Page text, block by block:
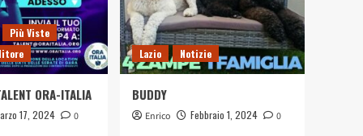
Più Viste
ORA-ITALIA
17, 2024 0
Lazio Notizie
BUDDY
Enrico Febbraio 1, 2024 0